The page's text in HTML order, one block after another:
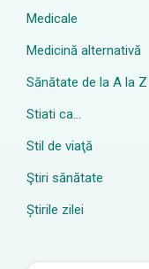
Medicale
Medicină alternativă
Sănătate de la A la Z
Stiati ca…
Stil de viaţă
Ştiri sănătate
Știrile zilei